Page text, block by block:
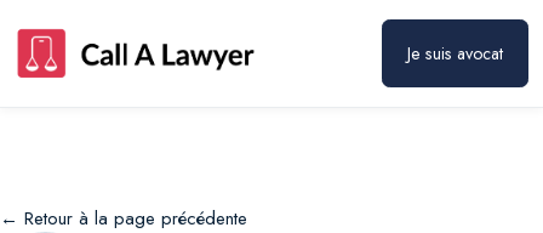
Je suis avocat
← Retour à la page précédente